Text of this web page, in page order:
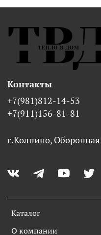
Каталог
О компании
Контакты
+7(981)812-14-53
+7(911)156-81-81
г.Колпино,